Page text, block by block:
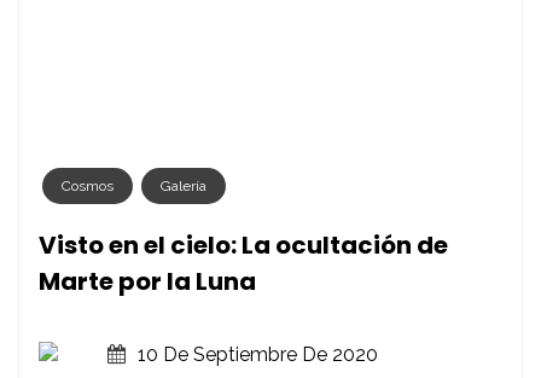
Cosmos Galería
Visto en el cielo: La ocultación de
Marte por la Luna
10 De Septiembre De 2020